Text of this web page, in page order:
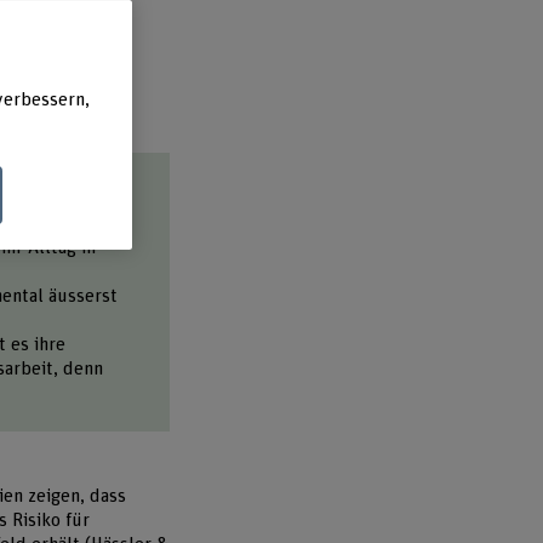
ihr Alltag in
äusserst
es ihre
denn
zeigen, dass
Risiko für